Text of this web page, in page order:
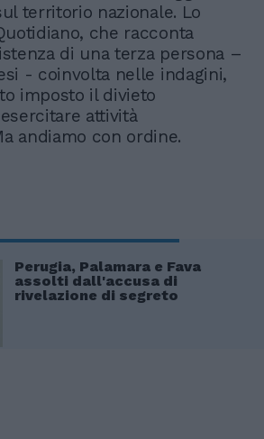
territorio nazionale. Lo
che racconta
di una terza persona –
- coinvolta nelle indagini,
imposto il divieto
attività
andiamo con ordine.
Perugia, Palamara e Fava
assolti dall'accusa di
rivelazione di segreto